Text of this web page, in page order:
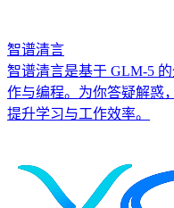
智谱清言
智谱清言是基于 GLM-5
作与编程。为你答疑解惑
提升学习与工作效率。